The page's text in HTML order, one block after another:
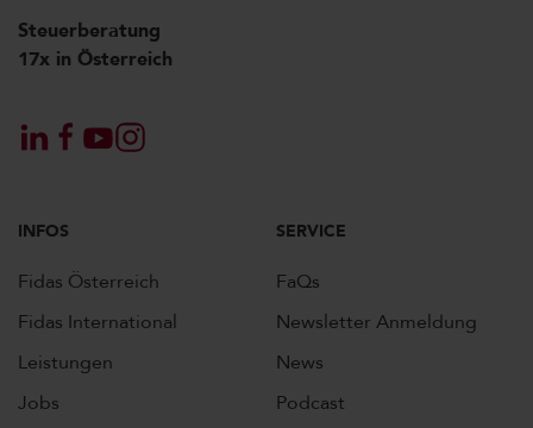
Steuerberatung
17x in Österreich
INFOS
Fidas Österreich
Fidas International
Leistungen
Jobs
SERVICE
FaQs
Newsletter Anmeldung
News
Podcast